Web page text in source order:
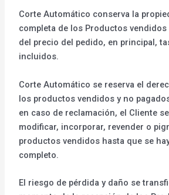
Corte Automático conserva la
completa de los Productos
del precio del pedido, en principal,
incluidos.
Corte Automático se reserva el
los productos vendidos y no
en caso de reclamación, el Cliente
modificar, incorporar, revender o
productos vendidos hasta que se
completo.
El riesgo de pérdida y daño se